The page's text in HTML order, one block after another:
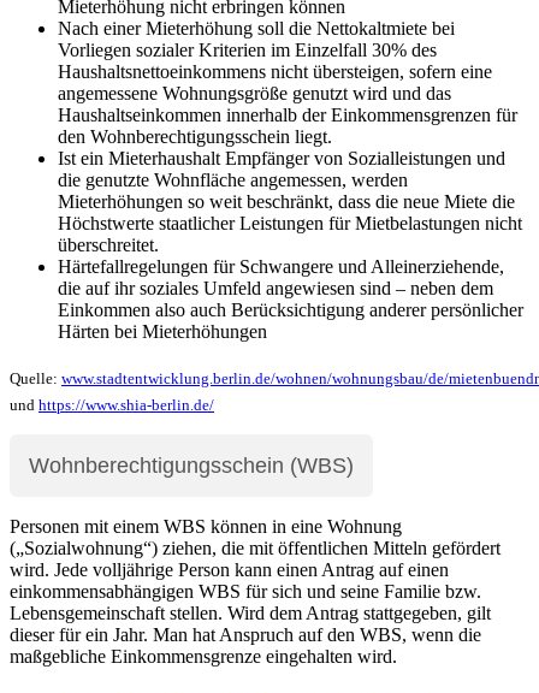
Mieterhöhung nicht erbringen können
Nach einer Mieterhöhung soll die Nettokaltmiete bei
Vorliegen sozialer Kriterien im Einzelfall 30% des
Haushaltsnettoeinkommens nicht übersteigen, sofern eine
angemessene Wohnungsgröße genutzt wird und das
Haushaltseinkommen innerhalb der Einkommensgrenzen für
den Wohnberechtigungsschein liegt.
Ist ein Mieterhaushalt Empfänger von Sozialleistungen und
die genutzte Wohnfläche angemessen, werden
Mieterhöhungen so weit beschränkt, dass die neue Miete die
Höchstwerte staatlicher Leistungen für Mietbelastungen nicht
überschreitet.
Härtefallregelungen für Schwangere und Alleinerziehende,
die auf ihr soziales Umfeld angewiesen sind – neben dem
Einkommen also auch Berücksichtigung anderer persönlicher
Härten bei Mieterhöhungen
Quelle: www.stadtentwicklung.berlin.de/wohnen/wohnungsbau/de/
und https://www.shia-berlin.de/
Wohnberechtigungsschein (WBS)
Personen mit einem WBS können in eine Wohnung
(„Sozialwohnung“) ziehen, die mit öffentlichen Mitteln gefördert
wird. Jede volljährige Person kann einen Antrag auf einen
einkommensabhängigen WBS für sich und seine Familie bzw.
Lebensgemeinschaft stellen. Wird dem Antrag stattgegeben, gilt
dieser für ein Jahr. Man hat Anspruch auf den WBS, wenn die
maßgebliche Einkommensgrenze eingehalten wird.